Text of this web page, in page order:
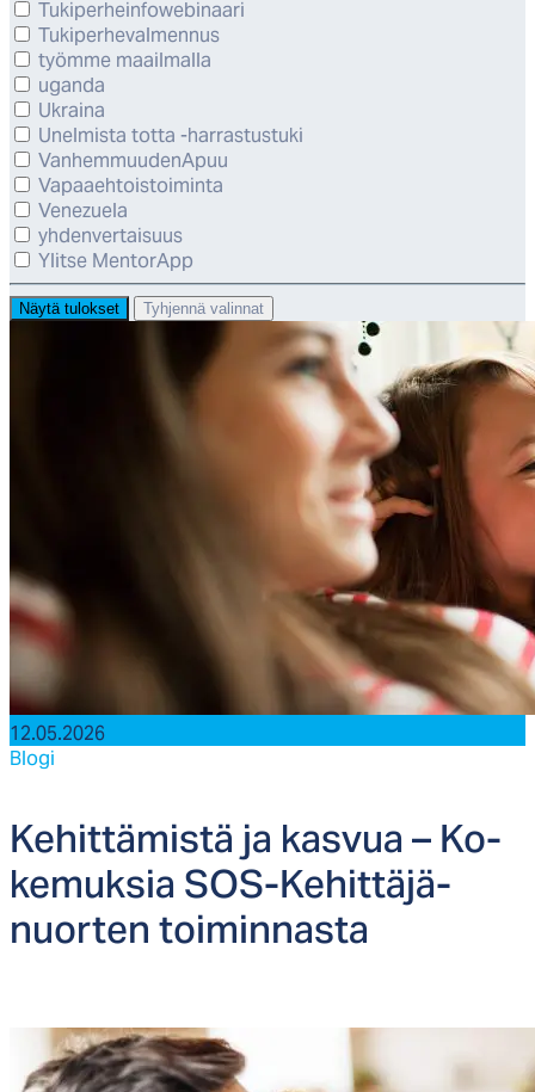
Tukiperheinfowebinaari
Tukiperhevalmennus
työmme maailmalla
uganda
Ukraina
Unelmista totta -harrastustuki
VanhemmuudenApuu
Vapaaehtoistoiminta
Venezuela
yhdenvertaisuus
Ylitse MentorApp
Näytä tulokset Tyhjennä valinnat
12.05.2026
Blogi
Ke­hit­tä­mis­tä ja kas­vua – Ko­
ke­muk­sia SOS-Ke­hit­tä­jä­
nuor­ten toi­min­nas­ta